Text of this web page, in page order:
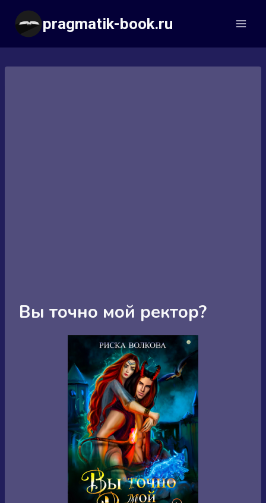
Перейти
содержимому
pragmatik-book.ru
Вы точно мой ректор?